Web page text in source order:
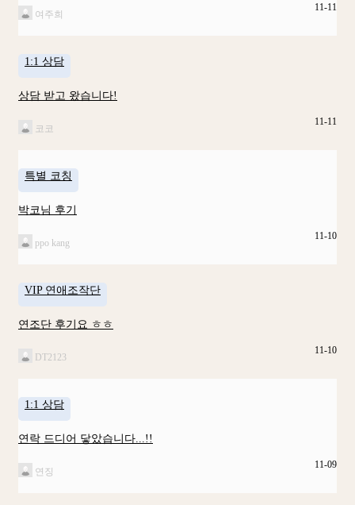
여주희
11-11
1:1 상담
상담 받고 왔습니다!
코코
11-11
특별 코칭
박코님 후기
ppo kang
11-10
VIP 연애조작단
연조단 후기요 ㅎㅎ
DT2123
11-10
1:1 상담
연락 드디어 닿았습니다...!!
연징
11-09